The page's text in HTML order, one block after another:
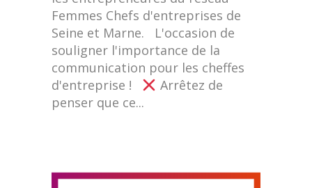
Femmes Chefs d'entreprises de
Seine et Marne. L'occasion de
souligner l'importance de la
communication pour les cheffes
d'entreprise !
Arrêtez de
penser que ce...